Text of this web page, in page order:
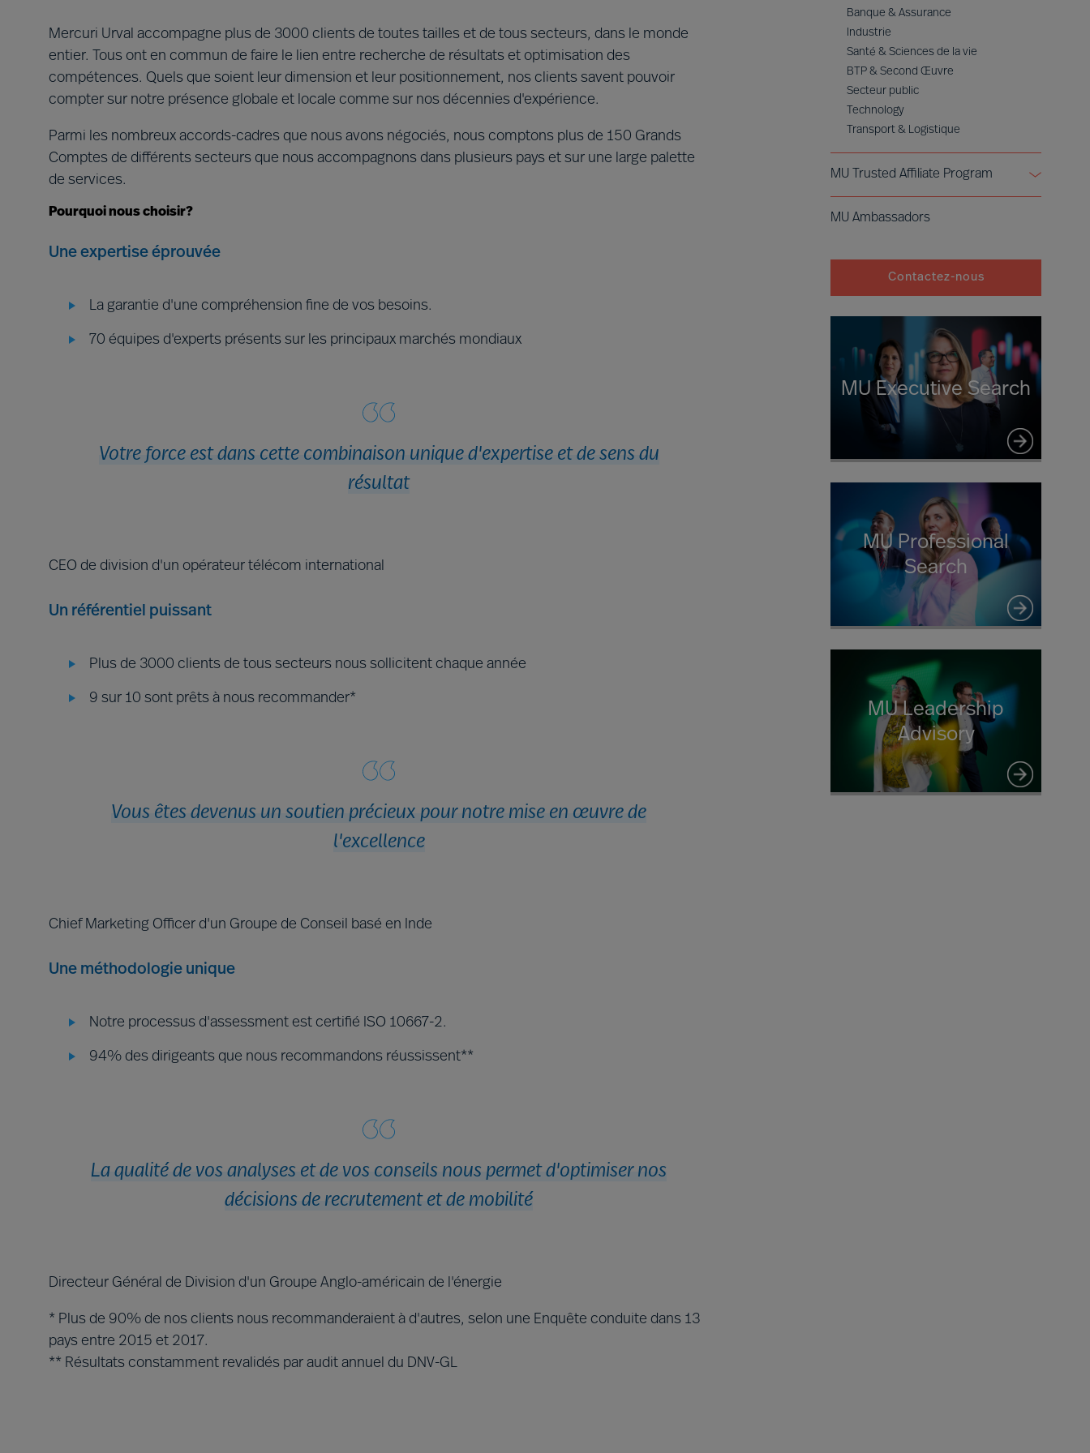
Mercuri Urval accompagne plus de 3000 clients de toutes tailles et de tous secteurs, dans le monde
entier. Tous ont en commun de faire le lien entre recherche de résultats et optimisation des
compétences. Quels que soient leur dimension et leur positionnement, nos clients savent pouvoir
compter sur notre présence globale et locale comme sur nos décennies d'expérience.
Parmi les nombreux accords-cadres que nous avons négociés, nous comptons plus de 150 Grands
Comptes de différents secteurs que nous accompagnons dans plusieurs pays et sur une large palette
de services.
Pourquoi nous choisir?
Une expertise éprouvée
La garantie d'une compréhension fine de vos besoins.
70 équipes d'experts présents sur les principaux marchés mondiaux
Votre force est dans cette combinaison unique d'expertise et de sens du
résultat
CEO de division d'un opérateur télécom international
Un référentiel puissant
Plus de 3000 clients de tous secteurs nous sollicitent chaque année
9 sur 10 sont prêts à nous recommander*
Vous êtes devenus un soutien précieux pour notre mise en œuvre de
l'excellence
Chief Marketing Officer d'un Groupe de Conseil basé en Inde
Une méthodologie unique
Notre processus d'assessment est certifié ISO 10667-2.
94% des dirigeants que nous recommandons réussissent**
La qualité de vos analyses et de vos conseils nous permet d'optimiser nos
décisions de recrutement et de mobilité
Directeur Général de Division d'un Groupe Anglo-américain de l'énergie
* Plus de 90% de nos clients nous recommanderaient à d'autres, selon une Enquête conduite dans 13
pays entre 2015 et 2017.
** Résultats constamment revalidés par audit annuel du DNV-GL
Banque & Assurance
Industrie
Santé & Sciences de la vie
BTP & Second Œuvre
Secteur public
Technology
Transport & Logistique
MU Trusted Affiliate Program
Cranfield University
MU Ambassadors
Contactez-nous
MU Executive Search
MU Professional
Search
MU Leadership
Advisory